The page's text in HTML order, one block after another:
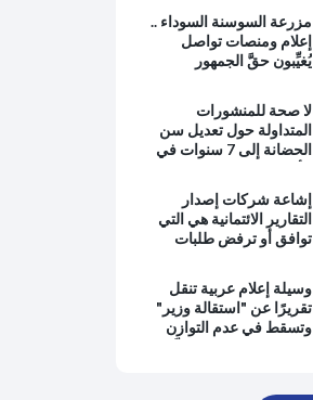
والتوترات الإقليمية
مزرعة السوسنة السوداء ..
إعلام ومنصات تواصل
يُغيِّبون حقَّ الجمهور
حماية المصلحة العامة
وتطبيق القانون
لا صحة للمنشورات
المتداولة حول تعديل سن
الحضانة إلى 7 سنوات في
إشاعة شركات إصدار
التقارير الائتمانية هي التي
توافق أو ترفض طلبات
وسيلة إعلام عربية تنقل
تقريرًا عن "استقالة وزير"
وتسقط في عدم التوازن